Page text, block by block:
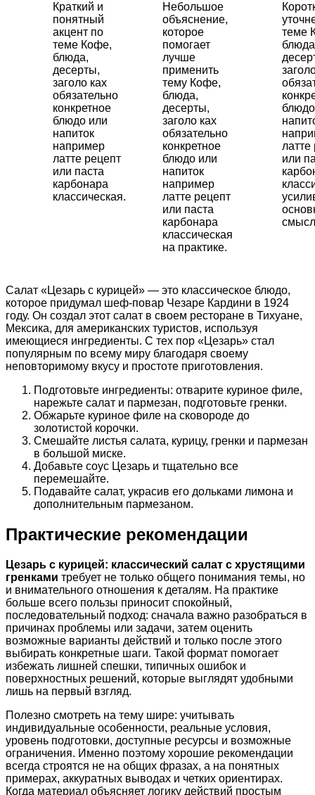
Краткий и
понятный
акцент по
теме Кофе,
блюда,
десерты,
заголо ках
обязательно
конкретное
блюдо или
напиток
например
латте рецепт
или паста
карбонара
классическая.
Небольшое
объяснение,
которое
помогает
лучше
применить
тему Кофе,
блюда,
десерты,
заголо ках
обязательно
конкретное
блюдо или
напиток
например
латте рецепт
или паста
карбонара
классическая
на практике.
теме
латте
или
смысл
Салат «Цезарь с курицей» — это классическое блюдо,
которое придумал шеф-повар Чезаре Кардини в 1924
году. Он создал этот салат в своем ресторане в Тихуане,
Мексика, для американских туристов, используя
имеющиеся ингредиенты. С тех пор «Цезарь» стал
популярным по всему миру благодаря своему
неповторимому вкусу и простоте приготовления.
Подготовьте ингредиенты: отварите куриное филе,
нарежьте салат и пармезан, подготовьте гренки.
Обжарьте куриное филе на сковороде до
золотистой корочки.
Смешайте листья салата, курицу, гренки и пармезан
в большой миске.
Добавьте соус Цезарь и тщательно все
перемешайте.
Подавайте салат, украсив его дольками лимона и
дополнительным пармезаном.
Практические рекомендации
Цезарь с курицей: классический салат с хрустящими
гренками требует не только общего понимания темы, но
и внимательного отношения к деталям. На практике
больше всего пользы приносит спокойный,
последовательный подход: сначала важно разобраться в
причинах проблемы или задачи, затем оценить
возможные варианты действий и только после этого
выбирать конкретные шаги. Такой формат помогает
избежать лишней спешки, типичных ошибок и
поверхностных решений, которые выглядят удобными
лишь на первый взгляд.
Полезно смотреть на тему шире: учитывать
индивидуальные особенности, реальные условия,
уровень подготовки, доступные ресурсы и возможные
ограничения. Именно поэтому хорошие рекомендации
всегда строятся не на общих фразах, а на понятных
примерах, аккуратных выводах и четких ориентирах.
Когда материал объясняет логику действий простым